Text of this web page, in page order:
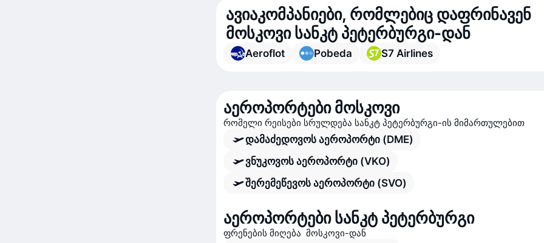
ავიაკომპანიები, რომლებიც დაფრინავენ
მოსკოვი სანკტ პეტერბურგი-დან
Aeroflot Pobeda S7 Airlines
აეროპორტები მოსკოვი
რომელი რეისები სრულდება სანკტ პეტერბურგი-ის მიმართულებით
დამაძედოვოს აეროპორტი (DME)
ვნუკოვოს აეროპორტი (VKO)
შერემეწევოს აეროპორტი (SVO)
აეროპორტები სანკტ პეტერბურგი
ფრენების მიღება მოსკოვი-დან